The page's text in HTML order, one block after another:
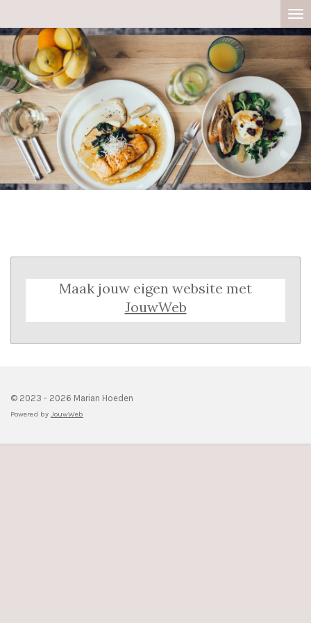
direct
naar
de
hoofdinhoud
Maak jouw eigen website met
JouwWeb
© 2023 - 2026 Marian Hoeden
Powered by JouwWeb